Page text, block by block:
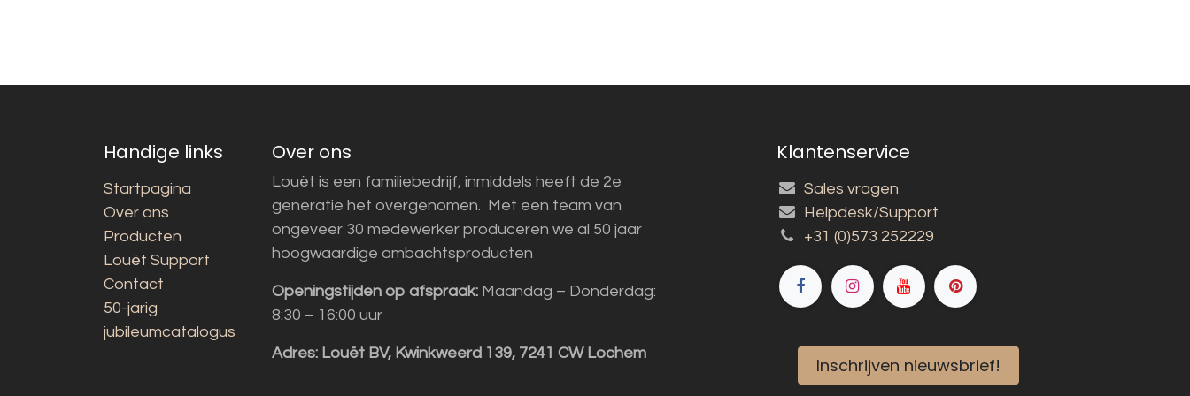
Handige links
Startpagina
Over ons
Producten
Louët Support
Contact
50-jarig
jubileumcatalogus
Over ons
Louët is een familiebedrijf, inmiddels heeft de 2e
generatie het overgenomen. Met een team van
ongeveer 30 medewerker produceren we al 50 jaar
hoogwaardige ambachtsproducten
Openingstijden op afspraak: Maandag – Donderdag:
8:30 – 16:00 uur
Adres: Louët BV, Kwinkweerd 139, 7241 CW Lochem
Klantenservice
Sales vragen
Helpdesk/Support
+31 (0)573 252229
Inschrijven nieuwsbrief!